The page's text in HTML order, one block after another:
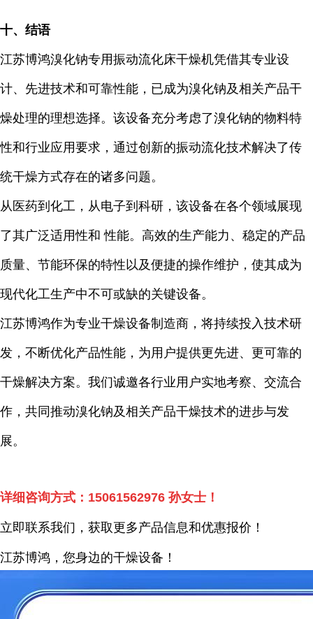
十、结语
江苏博鸿溴化钠专用振动流化床干燥机凭借其专业设
计、先进技术和可靠性能，已成为溴化钠及相关产品干
燥处理的理想选择。该设备充分考虑了溴化钠的物料特
性和行业应用要求，通过创新的振动流化技术解决了传
统干燥方式存在的诸多问题。
从医药到化工，从电子到科研，该设备在各个领域展现
了其广泛适用性和 性能。高效的生产能力、稳定的产品
质量、节能环保的特性以及便捷的操作维护，使其成为
现代化工生产中不可或缺的关键设备。
江苏博鸿作为专业干燥设备制造商，将持续投入技术研
发，不断优化产品性能，为用户提供更先进、更可靠的
干燥解决方案。我们诚邀各行业用户实地考察、交流合
作，共同推动溴化钠及相关产品干燥技术的进步与发
展。
详细咨询方式： 15061562976 孙女士！
立即联系我们，获取更多产品信息和优惠报价！
江苏博鸿，您身边的干燥设备 ！